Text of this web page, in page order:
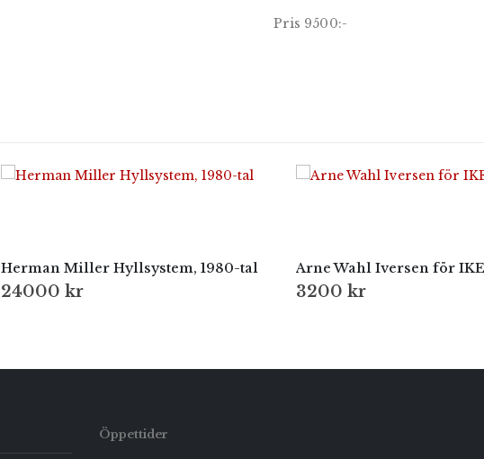
Pris 9500:-
Herman Miller Hyllsystem, 1980-tal
24000 kr
Arne Wahl Iversen för
3200 kr
Öppettider